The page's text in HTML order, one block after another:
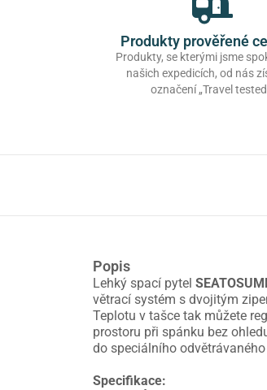
Produkty prověřené
Produkty, se kterými jsme
našich expedicích, od nás
označení „Travel
Popis
Lehký spací pytel
větrací systém s dvojitým
Teplotu v tašce tak můžete
prostoru při spánku bez
do speciálního
Specifikace: